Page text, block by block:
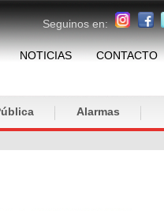
Seguinos en:
NOTICIAS CONTACTO
Alarmas